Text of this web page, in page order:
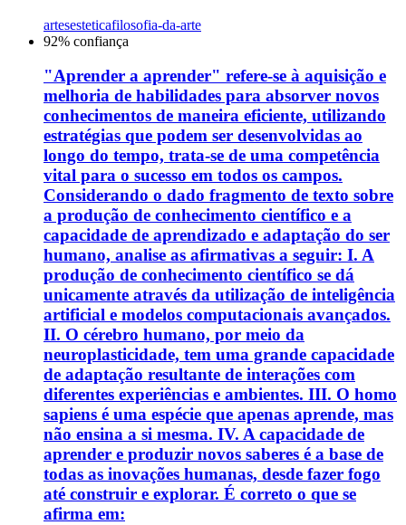
artesesteticafilosofia-da-arte
92% confiança
"Aprender a aprender" refere-se à aquisição e
melhoria de habilidades para absorver novos
conhecimentos de maneira eficiente, utilizando
estratégias que podem ser desenvolvidas ao
longo do tempo, trata-se de uma competência
vital para o sucesso em todos os campos.
Considerando o dado fragmento de texto sobre
a produção de conhecimento científico e a
capacidade de aprendizado e adaptação do ser
humano, analise as afirmativas a seguir: I. A
produção de conhecimento científico se dá
unicamente através da utilização de inteligência
artificial e modelos computacionais avançados.
II. O cérebro humano, por meio da
neuroplasticidade, tem uma grande capacidade
de adaptação resultante de interações com
diferentes experiências e ambientes. III. O homo
sapiens é uma espécie que apenas aprende, mas
não ensina a si mesma. IV. A capacidade de
aprender e produzir novos saberes é a base de
todas as inovações humanas, desde fazer fogo
até construir e explorar. É correto o que se
afirma em: